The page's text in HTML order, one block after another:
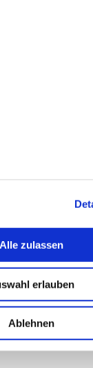
Alle zulassen
erlauben
Ablehnen